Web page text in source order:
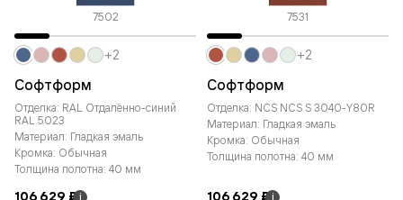
7502
Софтформ
Отделка: RAL Отдалённо-синий
RAL 5023
Материал: Гладкая эмаль
Кромка: Обычная
Толщина полотна: 40 мм
106 629 ₽ i
+2
7531
Софтформ
Отделка: NCS NCS S 3040-Y80R
Материал: Гладкая эмаль
Кромка: Обычная
Толщина полотна: 40 мм
106 629 ₽ i
+2